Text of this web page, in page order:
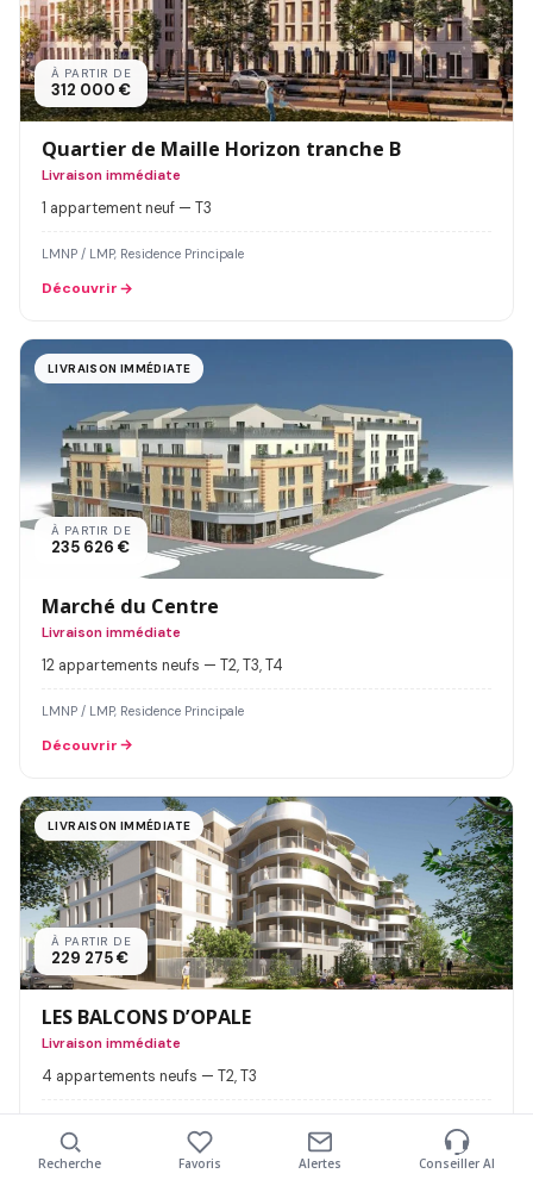
À PARTIR DE
312 000 €
Quartier de Maille Horizon tranche B
Livraison immédiate
1 appartement neuf — T3
LMNP / LMP, Residence Principale
Découvrir
LIVRAISON IMMÉDIATE
À PARTIR DE
235 626 €
Marché du Centre
Livraison immédiate
12 appartements neufs — T2, T3, T4
LMNP / LMP, Residence Principale
Découvrir
LIVRAISON IMMÉDIATE
À PARTIR DE
229 275 €
LES BALCONS D’OPALE
Livraison immédiate
4 appartements neufs — T2, T3
Découvrir
Recherche Favoris Alertes Conseiller AI